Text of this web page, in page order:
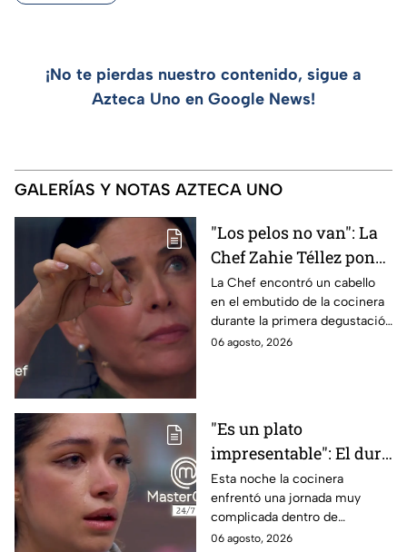
¡No te pierdas nuestro contenido, sigue a
Azteca Uno en Google News!
GALERÍAS Y NOTAS AZTECA UNO
"Los pelos no van": La
Chef Zahie Téllez pone
en evidencia a Carmen
en la gala de mandiles
negros de MasterChef
24/7
La Chef encontró un cabello
en el embutido de la cocinera
durante la primera degustación
de la noche
06 agosto, 2026
"Es un plato
impresentable": El duro
regaño que hizo llorar a
Michelle dentro de
MasterChef 24/7
Esta noche la cocinera
enfrentó una jornada muy
complicada dentro de
MasterChef 24/7.
06 agosto, 2026